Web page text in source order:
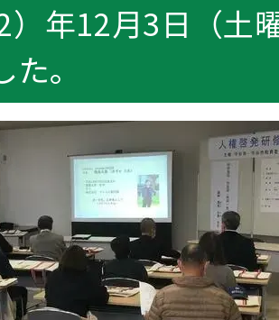
）年12月3日（土
。